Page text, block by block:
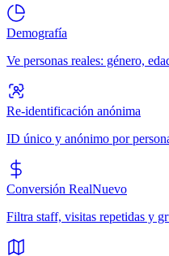
Demografía
Ve personas reales: género,
Re-identificación anónima
ID único y anónimo por
Conversión RealNuevo
Filtra staff, visitas repetidas y